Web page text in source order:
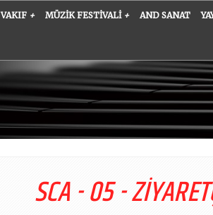
VAKIF + MÜZIK FESTIVALI + AND SANAT
SCA - 05 -